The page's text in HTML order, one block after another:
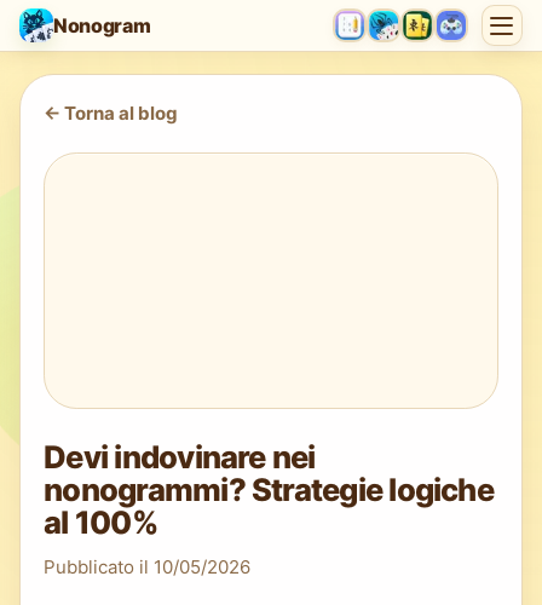
Nonogram
<- Torna al blog
Devi indovinare nei
nonogrammi? Strategie logiche
al 100%
Pubblicato il 10/05/2026